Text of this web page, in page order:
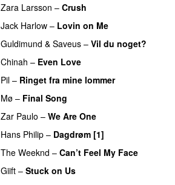
Zara Larsson – Crush
Jack Harlow – Lovin on Me
Guldimund & Saveus – Vil du noget?
Chinah – Even Love
Pil – Ringet fra mine lommer
Mø – Final Song
Zar Paulo – We Are One
Hans Philip – Dagdrøm [1]
The Weeknd – Can’t Feel My Face
Giift – Stuck on Us